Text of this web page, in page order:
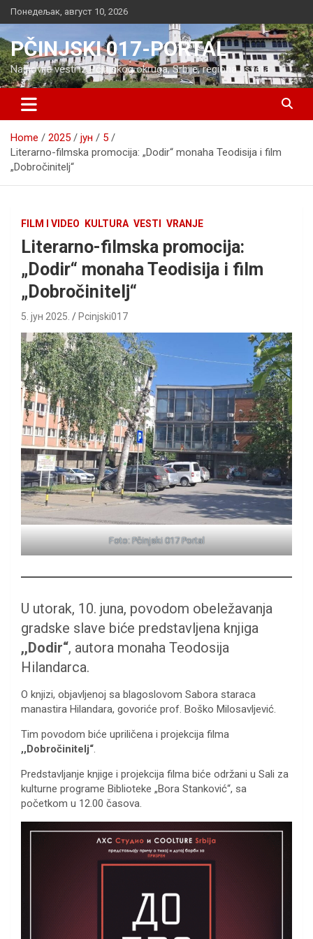
Skip
to
content
Понедељак, август 10, 2026
PČINJSKI 017-PORTAL
Najnovije vesti iz Pčinjskog okruga, Srbije, regiona i sveta
Home 2025 јун
5
Literarno-filmska promocija: „Dodir“ monaha Teodisija i film
„Dobročinitelj“
FILM I VIDEO KULTURA VESTI VRANJE
Literarno-filmska promocija:
„Dodir“ monaha Teodisija i film
„Dobročinitelj“
5. јун 2025. Pcinjski017
Foto: Pčinjski 017 Portal
U utorak, 10. juna, povodom obeležavanja
gradske slave biće predstavljena knjiga
,,Dodir“, autora monaha Teodosija
Hilandarca.
O knjizi, objavljenoj sa blagoslovom Sabora staraca
manastira Hilandara, govoriće prof. Boško Milosavljević.
Tim povodom biće upriličena i projekcija filma
,,Dobročinitelj“.
Predstavljanje knjige i projekcija filma biće održani u Sali za
kulturne programe Biblioteke „Bora Stanković“, sa
početkom u 12.00 časova.